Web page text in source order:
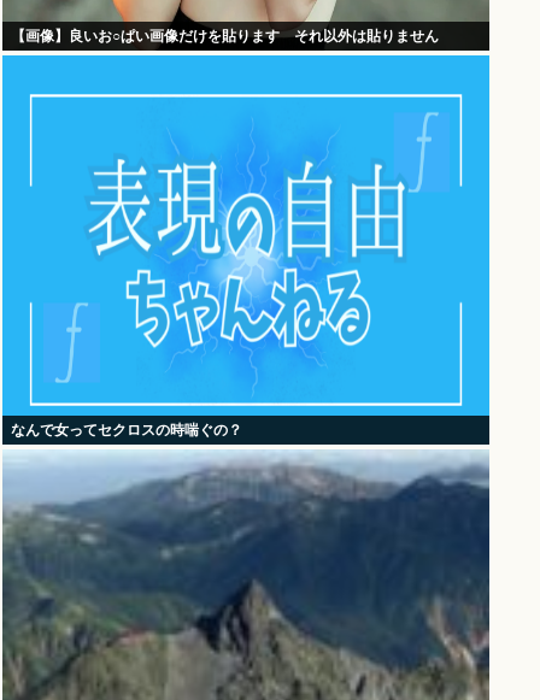
【画像】良いお○ぱい画像だけを貼ります それ以外は貼りません
なんで女ってセクロスの時喘ぐの？